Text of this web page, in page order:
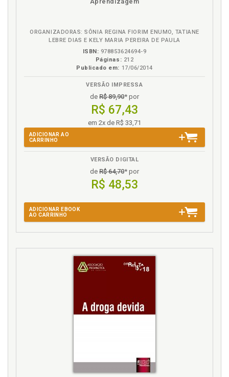
redução de danos no mundo, p. 47
Redução de danos. Políticas sobre drogas e a
redução de danos, p. 33
Sofrimento. Crise dos opioides e a medicalização do
sofrimento, p. 35
Substâncias psicoativas. Psicanálise e o uso de
Sujeito e a subjetividade em psicanálise, p. 63
Terapia. Proibicionismo nas correntes terapêuticas,
p. 39
terapêuticas, p. 68
ORGANIZADORAS: SÔNIA REGINA FIORIM ENUMO, TATIANE
LEBRE DIAS E KELY MARIA PEREIRA DE PAULA
ISBN: 978853624694-9
Páginas: 212
Publicado em: 17/06/2014
VERSÃO IMPRESSA
de R$ 89,90* por
R$ 67,43
em 2x de R$ 33,71
ADICIONAR AO
CARRINHO
VERSÃO DIGITAL
de R$ 64,70* por
R$ 48,53
ADICIONAR EBOOK
AO CARRINHO